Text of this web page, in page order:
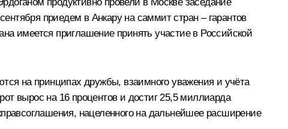
приедем в Анкару на саммит стран – гарантов
имеется приглашение принять участие в Российской
на принципах дружбы, взаимного уважения и учёта
вырос на 16 процентов и достиг 25,5 миллиарда
нацеленного на дальнейшее расширение